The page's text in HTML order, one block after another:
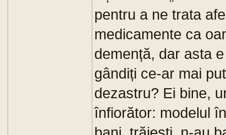
pentru a ne trata
medicamente ca
demență, dar asta
gândiți ce-ar mai
dezastru? Ei bine,
înfiorător: modelul